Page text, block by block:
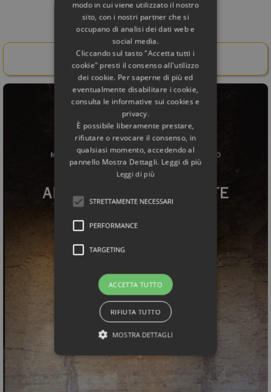
Rif. Bibliografico
Acquista il libro da qui!
modo in cui viene utilizzato il nostro
sito, con i nostri partner che si
occupano di analisi dei dati web e
social media.
Cliccando sul tasto "Accetta tutti i
cookie" presti il consenso all'utilizzo
dei cookie. Per saperne di più ed
eventualmente disabilitare i cookie,
consulta le informative sui cookies e
privacy.
È possibile liberamente prestare,
rifiutare o revocare il consenso, in
qualsiasi momento, accedendo al
pannello Mostra Dettagli. Leggi di più
Leggi di più
STRETTAMENTE NECESSARI
PERFORMANCE
TARGETING
ACCETTA TUTTO
RIFIUTA TUTTO
MOSTRA DETTAGLI